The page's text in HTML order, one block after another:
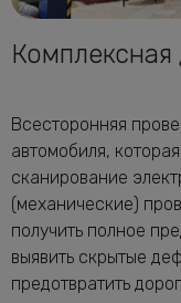
Комплексная
Всесторонняя
автомобиля,
сканирование
(механические)
получить полное
выявить скрытые
предотвратить